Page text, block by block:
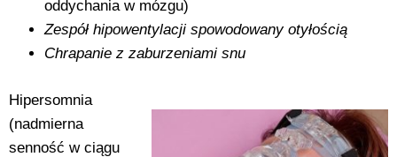
oddychania w mózgu)
Zespół hipowentylacji spowodowany otyłością
Chrapanie z zaburzeniami snu
Hipersomnia
(nadmierna
senność w ciągu